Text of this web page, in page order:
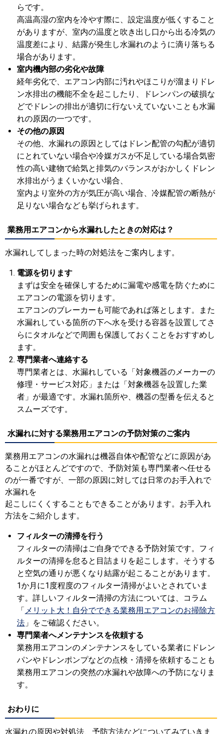
らです。
高温高湿の室内を冷やす際に、設定温度が低くすること
がありますが、室内の温度と吹き出し口から出る冷気の
温度差により、結露が発生し水漏れのように滴り落ちる
場合があります。
室内機内部の劣化や故障
経年劣化で、エアコン内部に汚れやほこりが溜まりドレ
ン水排出の機能不全を起こしたり、ドレンパンの破損な
どでドレンの排出が適切に行ないえていないことも水漏
れの原因の一つです。
その他の原因
その他、水漏れの原因としてはドレン配管の勾配が適切
にとれていない場合や冷媒ガスが不足している場合気密
性の高い建物で給気と排気のバランスがおかしくドレン
水排出がうまくいかない場合、
室内より室外の方が気圧が高い場合、冷媒配管の断熱が
足りない場合なども挙げられます。
業務用エアコンから水漏れしたときの対応は？
水漏れしてしまった時の対処法をご案内します。
電源を切ります
まずは安全を確保しするために漏電や感電を防ぐために
エアコンの電源を切ります。
エアコンのブレーカーも可能であれば落とします。また
水漏れしている箇所の下へ水を受ける容器を設置してさ
らにタオルなどで周囲も保護しておくことをおすすめし
ます。
専門業者へ連絡する
専門業者とは、水漏れしている「対象機器のメーカーの
修理・サービス対応」または「対象機器を設置した業
者」が最適です。水漏れ箇所や、機器の型番を伝えると
スムーズです。
水漏れに対する業務用エアコンの予防対策のご案内
業務用エアコンの水漏れは機器自体や配管などに原因があ
ることがほとんどですので、予防対策も専門業者へ任せる
のが一番ですが、一部の原因に対しては日常のお手入れで
水漏れを
起こしにくくすることもできることがあります。お手入れ
方法をご紹介します。
フィルターの清掃を行う
フィルターの清掃はご自身でできる予防対策です。フィ
ルターの清掃を怠ると目詰まりを起こします。そうする
と空気の通りが悪くなり結露が起こることがあります。
1か月に1度程度のフィルター清掃がよいとされていま
す。詳しいフィルター清掃の方法については、コラム
「メリット大！自分でできる業務用エアコンのお掃除方
法 」をご確認ください。
専門業者へメンテナンスを依頼する
業務用エアコンのメンテナンスをしている業者にドレン
パンやドレンポンプなどの点検・清掃を依頼することも
業務用エアコンの突然の水漏れや故障への予防になりま
す。
おわりに
水漏れの原因や対処法、予防方法などについてみていきま